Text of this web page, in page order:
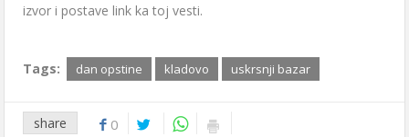
izvor i postave link ka toj vesti.
Tags: dan opstine kladovo uskrsnji bazar
share 0